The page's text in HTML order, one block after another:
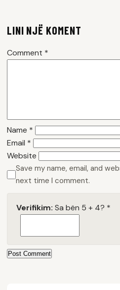
LINI NJË KOMENT
Comment *
Name *
Email *
Website
Save my name, email, and
next time I comment.
Verifikim: Sa bën 5 + 4? *
Post Comment